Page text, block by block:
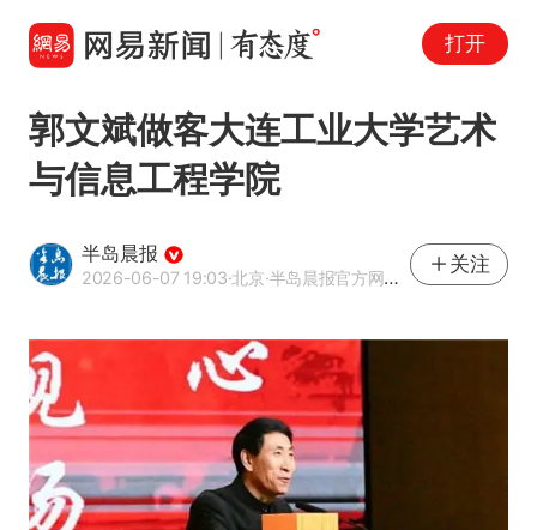
打开
郭文斌做客大连工业大学艺术
与信息工程学院
半岛晨报
2026-06-07 19:03·北京·半岛晨报官方网易号
关注